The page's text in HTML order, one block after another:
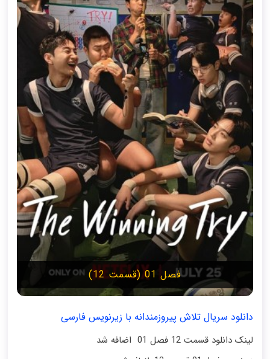
فصل 01 (قسمت 12)
دانلود سریال تلاش پیروزمندانه با زیرنویس فارسی
لینک دانلود قسمت 12 فصل 01 اضافه شد